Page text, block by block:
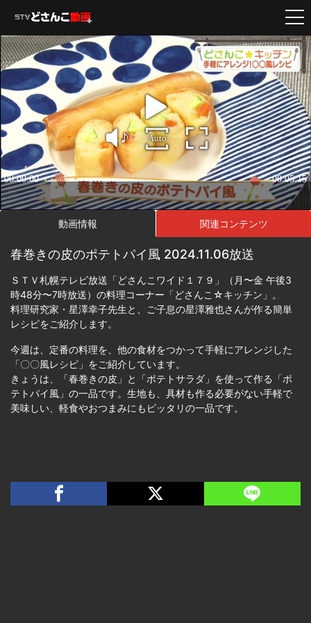
動画情報 関連コンテンツ
春巻きの皮のポテトパイ風 2024.11.06放送
ＳＴＶ札幌テレビ放送「どさんこワイド１７９」（月〜金 午後3
時48分〜7時放送）の料理コーナー「どさんこ☆キッチン」。
料理研究家・星澤幸子先生と、ご子息の星澤雅也さんが作る簡単
レシピをご紹介します。
今週は、定番の料理を、他の食材をつかって手軽にアレンジした
「〇〇風レシピ」をご紹介しています。
きょうは、「春巻きの皮」と「ポテトサラダ」を使って作る「ポ
テトパイ風」の一品です。生地も、具材も作る必要がない手軽で
美味しい、軽食やおつまみにもピッタリの一品です。